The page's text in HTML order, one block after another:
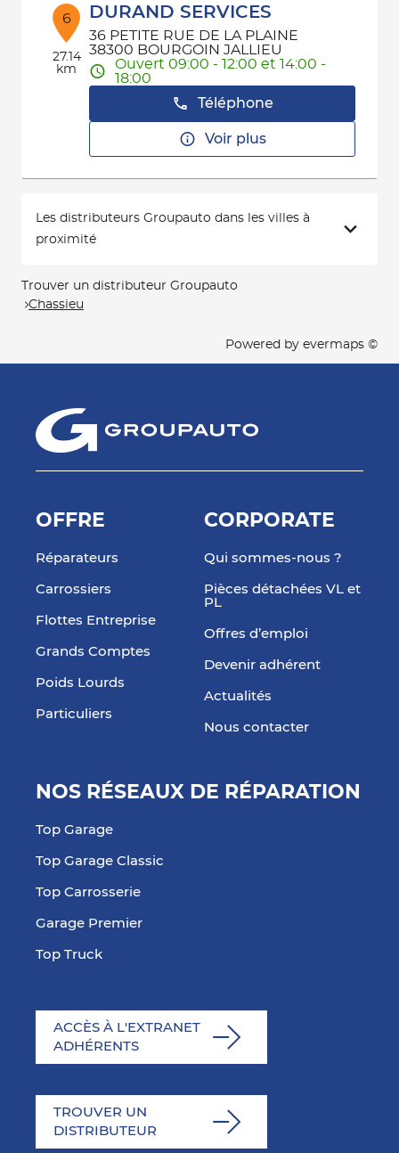
6
27.14
km
DURAND SERVICES
36 PETITE RUE DE LA PLAINE
38300 BOURGOIN JALLIEU
Ouvert 09:00 - 12:00 et 14:00 -
18:00
Téléphone
Voir plus
Les distributeurs Groupauto dans les villes à
proximité
Trouver un distributeur Groupauto
Chassieu
Powered by evermaps ©
OFFRE
Réparateurs
Carrossiers
Flottes Entreprise
Grands Comptes
Poids Lourds
Particuliers
CORPORATE
Qui sommes-nous ?
Pièces détachées VL et
PL
Offres d’emploi
Devenir adhérent
Actualités
Nous contacter
NOS RÉSEAUX DE RÉPARATION
Top Garage
Top Garage Classic
Top Carrosserie
Garage Premier
Top Truck
ACCÈS À L'EXTRANET
ADHÉRENTS
TROUVER UN
DISTRIBUTEUR